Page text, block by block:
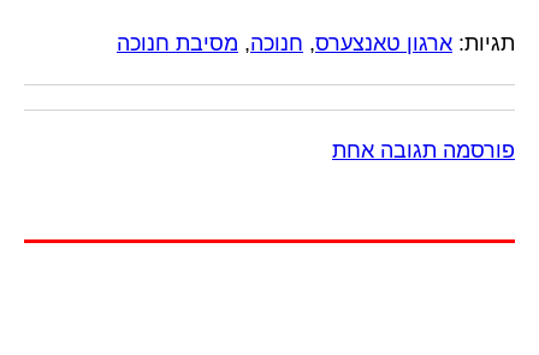
תגיות: ארגון טאנצערס, חנוכה, מסיבת חנוכה
פורסמה תגובה אחת